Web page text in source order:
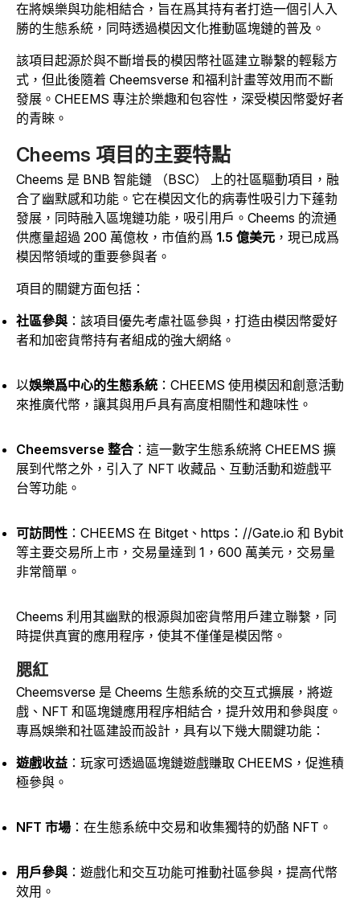
在將娛樂與功能相結合，旨在爲其持有者打造一個引人入
勝的生態系統，同時透過模因文化推動區塊鏈的普及。
該項目起源於與不斷增長的模因幣社區建立聯繫的輕鬆方
式，但此後隨着 Cheemsverse 和福利計畫等效用而不斷
發展。CHEEMS 專注於樂趣和包容性，深受模因幣愛好者
的青睞。
Cheems 項目的主要特點
Cheems 是 BNB 智能鏈 （BSC） 上的社區驅動項目，融
合了幽默感和功能。它在模因文化的病毒性吸引力下蓬勃
發展，同時融入區塊鏈功能，吸引用戶。Cheems 的流通
供應量超過 200 萬億枚 ，市值約爲 1.5 億美元 ，現已成爲
模因幣領域的重要參與者。
項目的關鍵方面包括：
社區參與 ：該項目優先考慮社區參與，打造由模因幣愛好
者和加密貨幣持有者組成的強大網絡。
以娛樂爲中心的生態系統 ：CHEEMS 使用模因和創意活動
來推廣代幣，讓其與用戶具有高度相關性和趣味性。
Cheemsverse 整合 ：這一數字生態系統將 CHEEMS 擴
展到代幣之外，引入了 NFT 收藏品、互動活動和遊戲平
台等功能。
可訪問性 ：CHEEMS 在 Bitget、https：//Gate.io 和 Bybit
等主要交易所上市，交易量達到 1，600 萬美元，交易量
非常簡單。
Cheems 利用其幽默的根源與加密貨幣用戶建立聯繫，同
時提供真實的應用程序，使其不僅僅是模因幣。
腮紅
Cheemsverse 是 Cheems 生態系統的交互式擴展，將遊
戲、NFT 和區塊鏈應用程序相結合，提升效用和參與度。
專爲娛樂和社區建設而設計，具有以下幾大關鍵功能：
遊戲收益 ：玩家可透過區塊鏈遊戲賺取 CHEEMS，促進積
極參與。
NFT 市場 ：在生態系統中交易和收集獨特的奶酪 NFT 。
用戶參與 ：遊戲化和交互功能可推動社區參與，提高代幣
效用。